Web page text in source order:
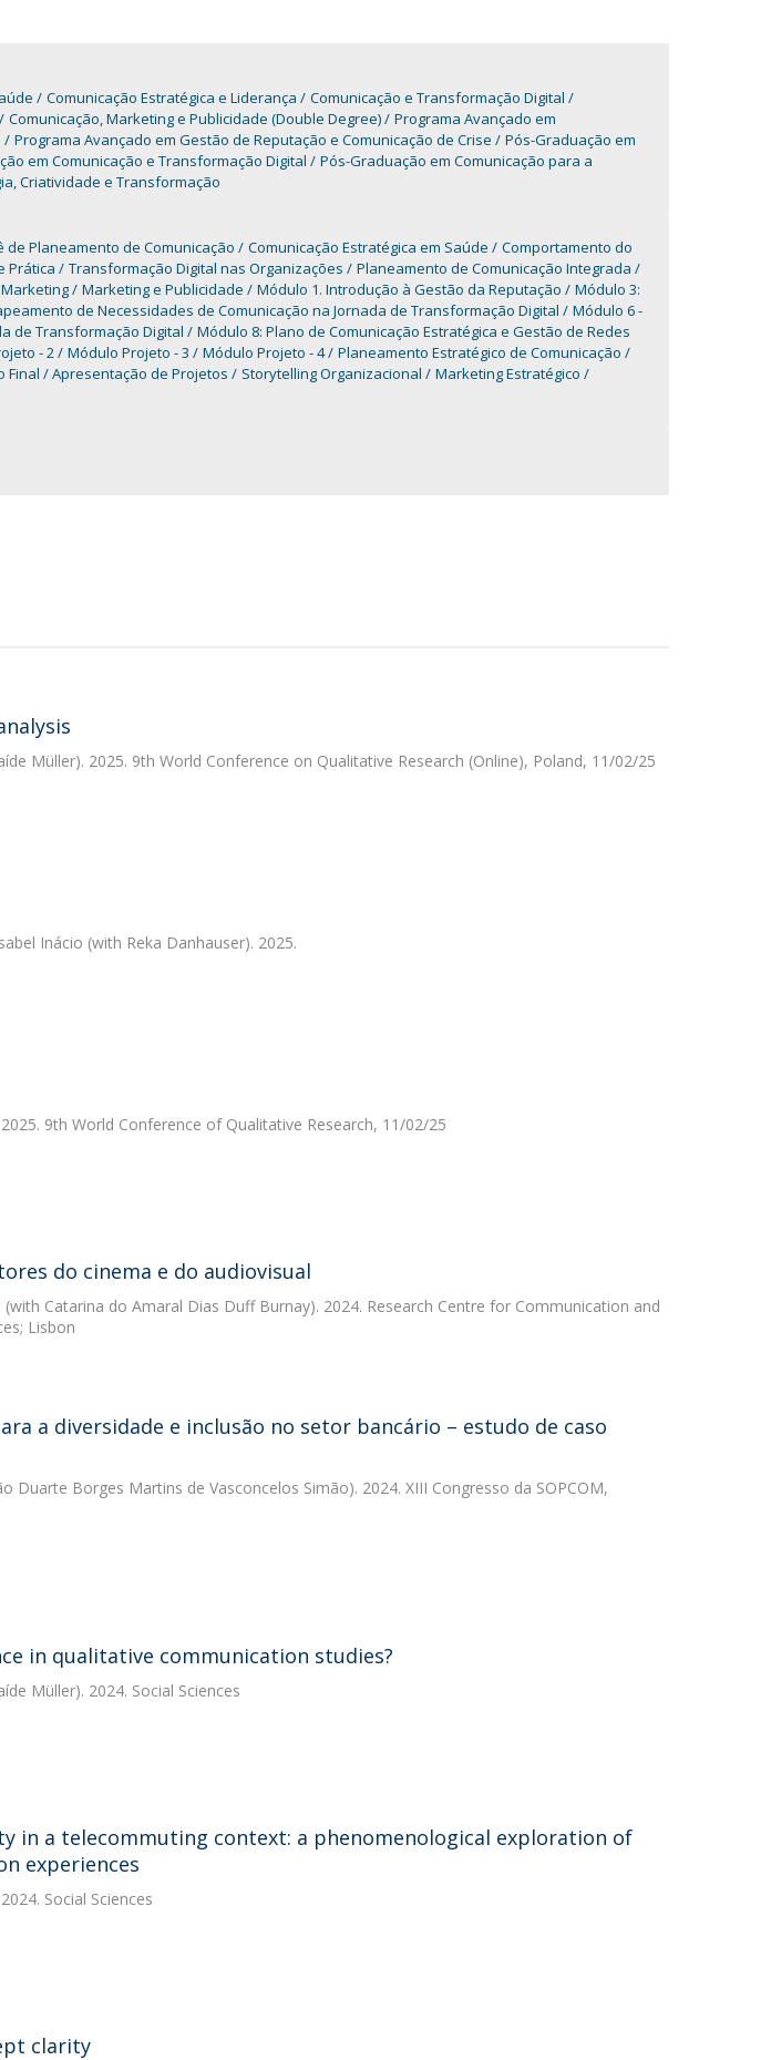
Comunicação Estratégica e Liderança
Comunicação e Transformação Digital
Comunicação, Marketing e Publicidade (Double Degree)
Programa Avançado em
Programa Avançado em Gestão de Reputação e Comunicação de Crise
Pós-Graduação em
em Comunicação e Transformação Digital
Pós-Graduação em Comunicação para a
Criatividade e Transformação
de Planeamento de Comunicação Comunicação Estratégica em Saúde
Comportamento do
Prática Transformação Digital nas Organizações
Planeamento de Comunicação Integrada
Marketing Marketing e Publicidade Módulo 1. Introdução à Gestão da Reputação
Módulo 3:
de Necessidades de Comunicação na Jornada de Transformação Digital
Módulo 6 -
de Transformação Digital
Módulo 8: Plano de Comunicação Estratégica e Gestão de Redes
- 2 Módulo Projeto - 3 Módulo Projeto - 4
Planeamento Estratégico de Comunicação
Final / Apresentação de Projetos Storytelling Organizacional
Marketing Estratégico
Müller). 2025. 9th World Conference on Qualitative Research (Online), Poland, 11/02/25
Inácio (with Reka Danhauser). 2025.
9th World Conference of Qualitative Research, 11/02/25
do cinema e do audiovisual
(with Catarina do Amaral Dias Duff Burnay). 2024. Research Centre for Communication and
Lisbon
a diversidade e inclusão no setor bancário – estudo de caso
Duarte Borges Martins de Vasconcelos Simão). 2024. XIII Congresso da SOPCOM,
in qualitative communication studies?
Müller). 2024. Social Sciences
in a telecommuting context: a phenomenological exploration of
experiences
Social Sciences
clarity